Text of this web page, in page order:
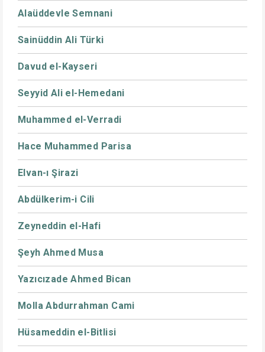
Alaüddevle Semnani
Sainüddin Ali Türki
Davud el-Kayseri
Seyyid Ali el-Hemedani
Muhammed el-Verradi
Hace Muhammed Parisa
Elvan-ı Şirazi
Abdülkerim-i Cili
Zeyneddin el-Hafi
Şeyh Ahmed Musa
Yazıcızade Ahmed Bican
Molla Abdurrahman Cami
Hüsameddin el-Bitlisi